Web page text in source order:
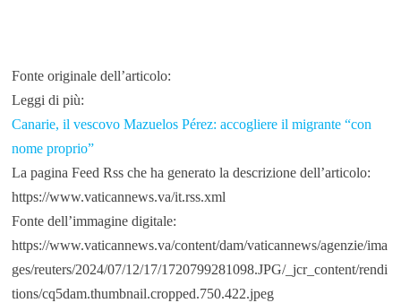
Fonte originale dell’articolo:
Leggi di più:
Canarie, il vescovo Mazuelos Pérez: accogliere il migrante “con
nome proprio”
La pagina Feed Rss che ha generato la descrizione dell’articolo:
https://www.vaticannews.va/it.rss.xml
Fonte dell’immagine digitale:
https://www.vaticannews.va/content/dam/vaticannews/agenzie/ima
ges/reuters/2024/07/12/17/1720799281098.JPG/_jcr_content/rendi
tions/cq5dam.thumbnail.cropped.750.422.jpeg